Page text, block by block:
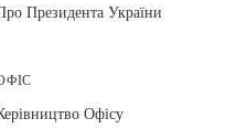
Президента України
Офісу